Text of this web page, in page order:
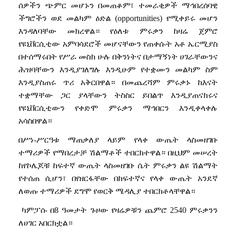
ሰዎችን ጭምር መሆኑን በመጠቆም፣ ተመራቂዎች ማኅበረሰባዊ
ችግሮችን ወደ መልካም ዕድል (opportunities) የሚቀይሩ መሆን
እንዳለባቸው
መክረዋል። የዕለቱ ምሩቃን ከዛሬ
ጀምሮ
የዩኒቨርሲቲው አምባሳደሮች መሆናቸውን የጠቀሱት አቶ ኤርሚያስ
በተሰማሩበት የሥራ መስክ ሁሉ በቅንነትና በታማኝነት ሀገራቸውንና
ሕዝባቸውን እንዲያገለግሉ እንዲሁም የተቋሙን መልካም ስም
እንዲያስጠሩ
ጥሪ አቅርበዋል። በመጨረሻም ምሩቃኑ
ከእናት
ተቋማቸው
ጋር ያላቸውን ትስስር ይበልጥ
እንዲያጠናክሩና
የዩኒቨርሲቲውን
የቀድሞ ምሩቃን ማኅበርን
እንዲቀላቀሉ
አሳስበዋል።
በሥነ-ሥርዓቱ ማጠቃለያ ላይም የላቀ ውጤት
ላስመዘገቡ
ተማሪዎች የማበረታቻ ሽልማቶች ተበርክተዋል። በዚህም መሠረት
ከየኮሌጆቹ ከፍተኛ ውጤት ላስመዘገቡ ሴት ምሩቃን ልዩ ሽልማት
የተሰጠ
ሲሆን፣ በየዘርፋቸው በከፍተኛና የላቀ ውጤት
አንደኛ
ለወጡ ተማሪዎች ደግሞ የወርቅ ሜዳሊያ ተበርክቶላቸዋል።
ካምፓሱ በ8 ዓመታት ጉዞው የዛሬዎቹን ጨምሮ2540 ምሩቃንን
ለሀገር አበርክቷል።